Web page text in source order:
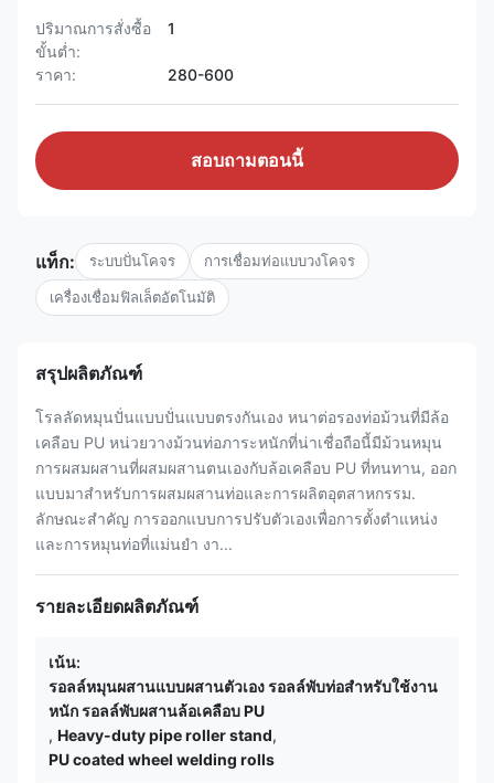
ปริมาณการสั่งซื้อ
ขั้นต่ำ:
1
ราคา: 280-600
สอบถามตอนนี้
แท็ก: ระบบปั่นโคจร การเชื่อมท่อแบบวงโคจร
เครื่องเชื่อมฟิลเล็ตอัตโนมัติ
สรุปผลิตภัณฑ์
โรลลัดหมุนปั่นแบบปั่นแบบตรงกันเอง หนาต่อรองท่อม้วนที่มีล้อ
เคลือบ PU หน่วยวางม้วนท่อภาระหนักที่น่าเชื่อถือนี้มีม้วนหมุน
การผสมผสานที่ผสมผสานตนเองกับล้อเคลือบ PU ที่ทนทาน, ออก
แบบมาสําหรับการผสมผสานท่อและการผลิตอุตสาหกรรม.
ลักษณะสําคัญ การออกแบบการปรับตัวเองเพื่อการตั้งตําแหน่ง
และการหมุนท่อที่แม่นยํา งา...
รายละเอียดผลิตภัณฑ์
เน้น:
รอลล์หมุนผสานแบบผสานตัวเอง รอลล์พับท่อสําหรับใช้งาน
หนัก รอลล์พับผสานล้อเคลือบ PU
, Heavy-duty pipe roller stand,
PU coated wheel welding rolls